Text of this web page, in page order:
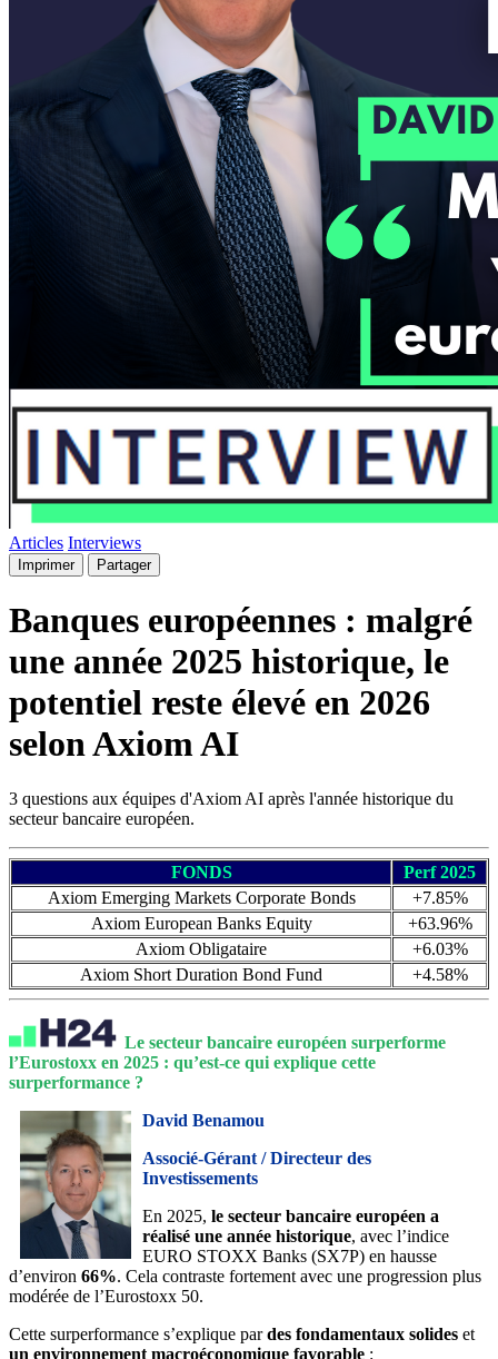
Articles Interviews
Imprimer Partager
Banques européennes : malgré
une année 2025 historique, le
potentiel reste élevé en 2026
selon Axiom AI
3 questions aux équipes d'Axiom AI après l'année historique du
secteur bancaire européen.
FONDS
Perf 2025
Axiom Emerging Markets Corporate Bonds
+7.85%
Axiom European Banks Equity
+63.96%
Axiom Obligataire
+6.03%
Axiom Short Duration Bond Fund
+4.58%
Le secteur bancaire européen surperforme
l’Eurostoxx en 2025 : qu’est-ce qui explique cette
surperformance ?
David Benamou
Associé-Gérant / Directeur des
Investissements
En 2025, le secteur bancaire européen a
réalisé une année historique, avec l’indice
EURO STOXX Banks (SX7P) en hausse
d’environ 66%. Cela contraste fortement avec une progression plus
modérée de l’Eurostoxx 50.
Cette surperformance s’explique pardes fondamentaux solides et
un environnement macroéconomique favorable :